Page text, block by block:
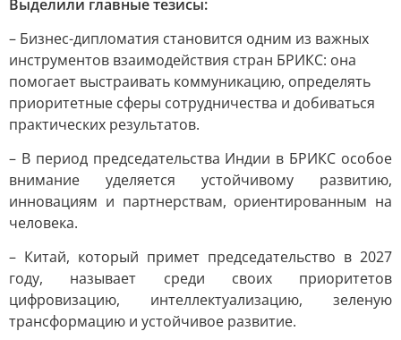
Выделили главные тезисы:
– Бизнес-дипломатия становится одним из важных
инструментов взаимодействия стран БРИКС: она
помогает выстраивать коммуникацию, определять
приоритетные сферы сотрудничества и добиваться
практических результатов.
– В период председательства Индии в БРИКС особое
внимание уделяется устойчивому развитию,
инновациям и партнерствам, ориентированным на
человека.
– Китай, который примет председательство в 2027
году, называет среди своих приоритетов
цифровизацию, интеллектуализацию, зеленую
трансформацию и устойчивое развитие.